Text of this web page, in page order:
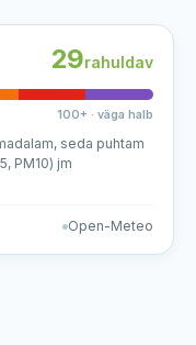
29rahuldav
100+ · väga halb
seda puhtam
PM10) jm
Open-Meteo